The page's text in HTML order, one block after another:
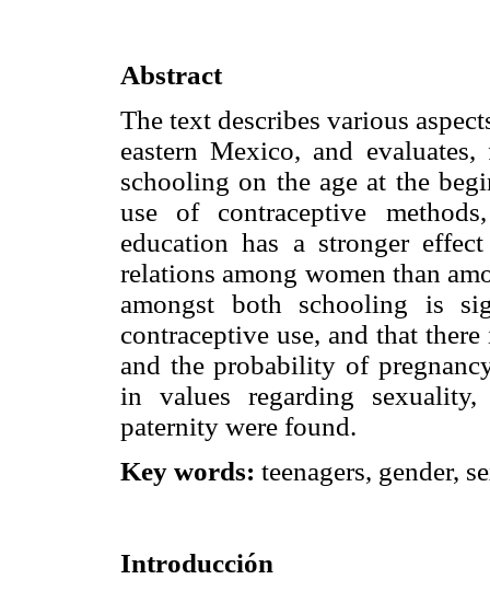
Abstract
The text describes various
eastern Mexico, and
schooling on the age at the
use of contraceptive
education has a stronger
relations among women than
amongst both schooling is
contraceptive use, and that
and the probability of
in values regarding
paternity were found.
Key words: teenagers, gender,
Introducción